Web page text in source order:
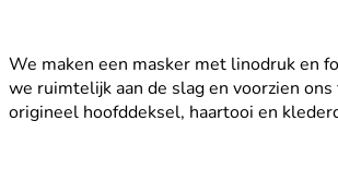
We maken een masker met linodruk en
we ruimtelijk aan de slag en voorzien
origineel hoofddeksel, haartooi en